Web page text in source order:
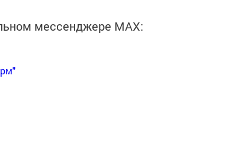
мессенджере MАХ: